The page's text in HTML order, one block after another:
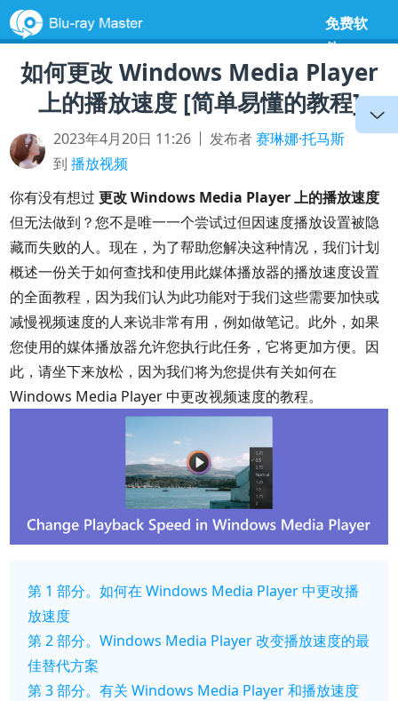
免费软
件
如何更改 Windows Media Player
上的播放速度 [简单易懂的教程]
2023年4月20日 11:26 发布者赛琳娜·托马斯
到播放视频
你有没有想过更改 Windows Media Player 上的播放速度
但无法做到？您不是唯一一个尝试过但因速度播放设置被隐
藏而失败的人。现在，为了帮助您解决这种情况，我们计划
概述一份关于如何查找和使用此媒体播放器的播放速度设置
的全面教程，因为我们认为此功能对于我们这些需要加快或
减慢视频速度的人来说非常有用，例如做笔记。此外，如果
您使用的媒体播放器允许您执行此任务，它将更加方便。因
此，请坐下来放松，因为我们将为您提供有关如何在
Windows Media Player 中更改视频速度的教程。
第 1 部分。如何在 Windows Media Player 中更改播
放速度
第 2 部分。Windows Media Player 改变播放速度的最
佳替代方案
第 3 部分。有关 Windows Media Player 和播放速度